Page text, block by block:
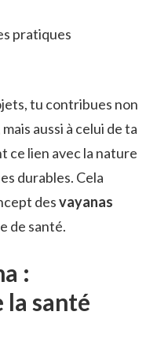
pratiques
tu contribues non
aussi à celui de ta
ce lien avec la nature
durables. Cela
desvayanas
de santé.
:
la santé